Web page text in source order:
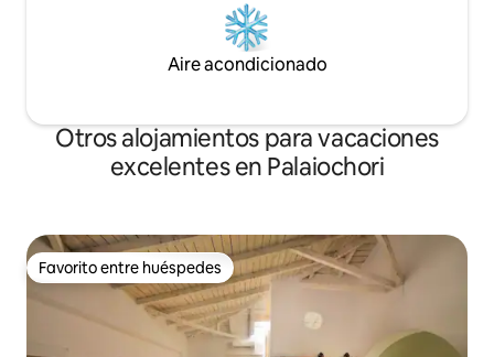
Aire acondicionado
Otros alojamientos para vacaciones
excelentes en Palaiochori
Favorito entre huéspedes
Favorito entre huéspedes